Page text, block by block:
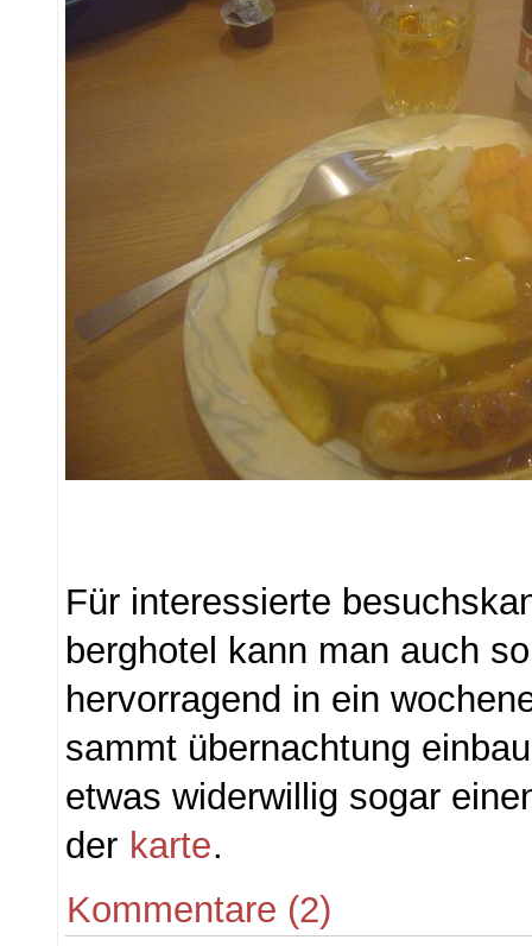
Für interessierte
berghotel kann man auch
hervorragend in ein
sammt übernachtung
etwas widerwillig sogar
der karte.
Kommentare (2)